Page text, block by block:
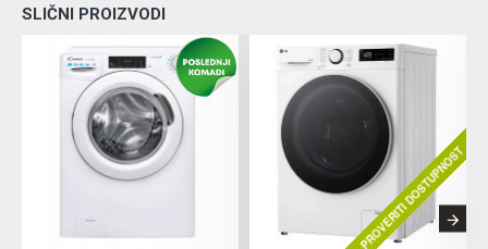
SLIČNI PROIZVODI
PROVERITI DOSTUPNOST